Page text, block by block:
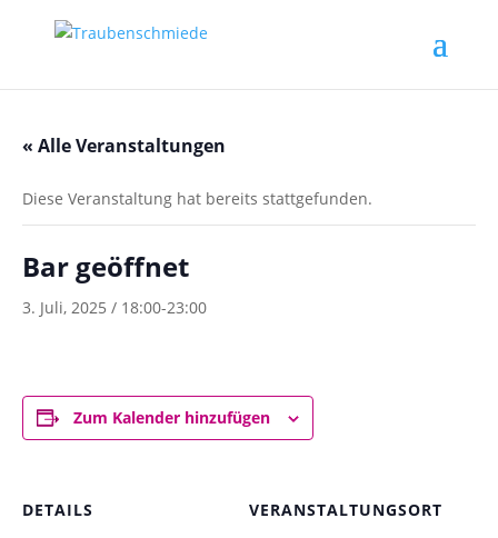
« Alle Veranstaltungen
Diese Veranstaltung hat bereits stattgefunden.
Bar geöffnet
3. Juli, 2025 / 18:00-23:00
Zum Kalender hinzufügen
DETAILS
VERANSTALTUNGSORT